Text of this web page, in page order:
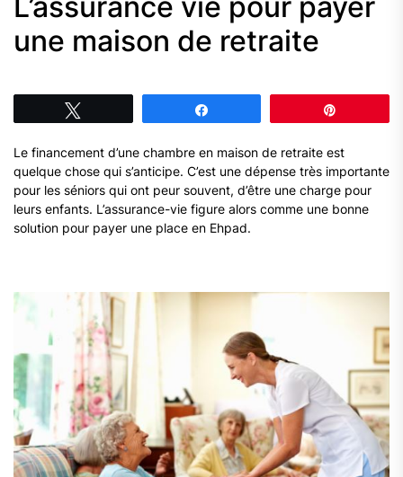
une maison de retraite
Le financement d’une chambre en maison de retraite est
quelque chose qui s’anticipe. C’est une dépense très importante
pour les séniors qui ont peur souvent, d’être une charge pour
leurs enfants. L’assurance-vie figure alors comme une bonne
solution pour payer une place en Ehpad.